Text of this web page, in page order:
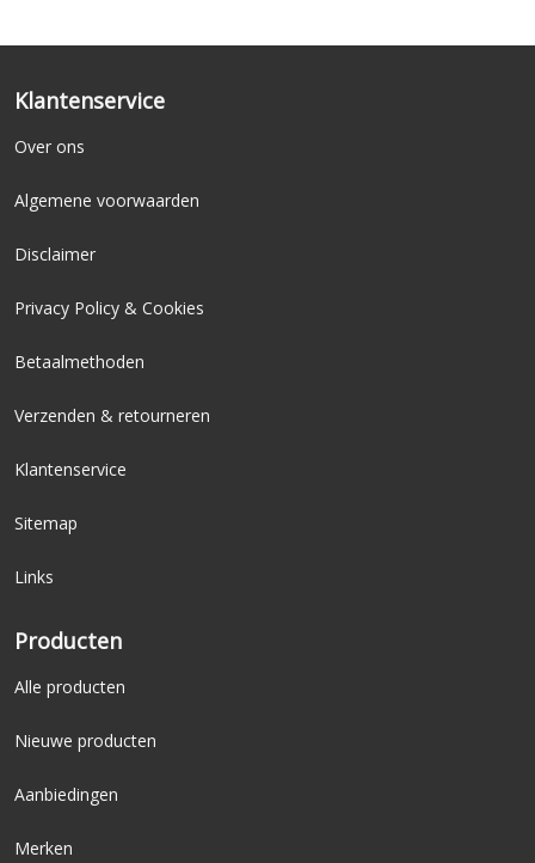
Klantenservice
Over ons
Algemene voorwaarden
Disclaimer
Privacy Policy & Cookies
Betaalmethoden
Verzenden & retourneren
Klantenservice
Sitemap
Links
Producten
Alle producten
Nieuwe producten
Aanbiedingen
Merken